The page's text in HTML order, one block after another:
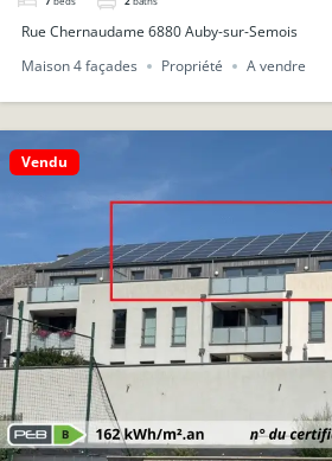
Rue Chernaudame 6880 Auby-sur-Semois
Maison 4 façades
Propriété A vendre
Vendu